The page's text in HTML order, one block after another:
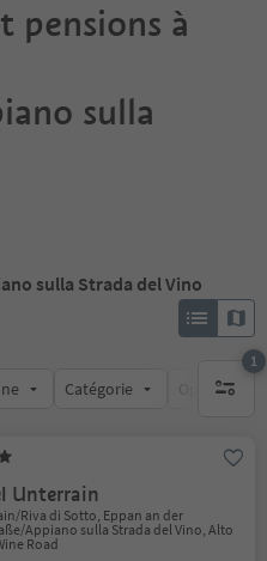
pensions à
sulla
sulla Strada del Vino
Catégorie Options de
1
1 filtre
Unterrain
Riva di Sotto, Eppan an der
Appiano sulla Strada del Vino, Alto
Road